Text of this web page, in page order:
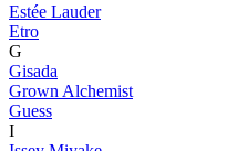
Estée Lauder
Etro
G
Gisada
Grown Alchemist
Guess
I